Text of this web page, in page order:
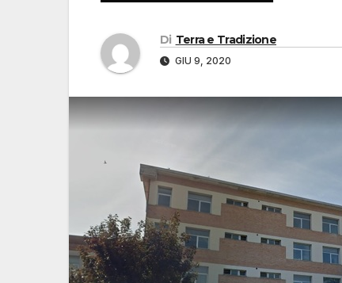
Di Terra e Tradizione
GIU 9, 2020